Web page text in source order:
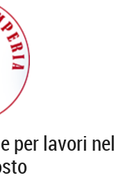
per lavori nel